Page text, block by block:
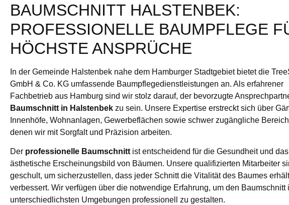
BAUMSCHNITT HALSTENBEK:
PROFESSIONELLE BAUMPFLEGE
HÖCHSTE ANSPRÜCHE
In der Gemeinde Halstenbek nahe dem Hamburger Stadtgebiet bietet die
GmbH & Co. KG umfassende Baumpflegedienstleistungen an. Als erfahrener
Fachbetrieb aus Hamburg sind wir stolz darauf, der bevorzugte
Baumschnitt in Halstenbek zu sein. Unsere Expertise erstreckt sich über
Innenhöfe, Wohnanlagen, Gewerbeflächen sowie schwer zugängliche
denen wir mit Sorgfalt und Präzision arbeiten.
Der professionelle Baumschnitt ist entscheidend für die Gesundheit und das
ästhetische Erscheinungsbild von Bäumen. Unsere qualifizierten Mitarbeiter
geschult, um sicherzustellen, dass jeder Schnitt die Vitalität des Baumes
verbessert. Wir verfügen über die notwendige Erfahrung, um den Baumschnitt
unterschiedlichsten Umgebungen professionell zu gestalten.